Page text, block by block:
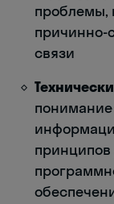
проблемы,
причинно-
связи
понимание
принципов